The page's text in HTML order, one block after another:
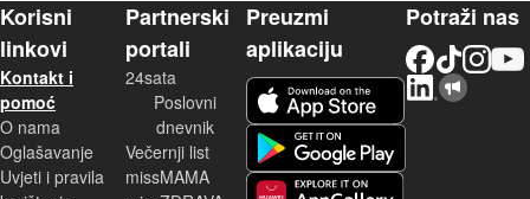
Korisni
linkovi
Kontakt i
pomoć
O nama
Oglašavanje
Uvjeti i pravila
Partnerski
portali
24sata
Poslovni
dnevnik
Večernji list
missMAMA
Preuzmi
aplikaciju
Potraži nas